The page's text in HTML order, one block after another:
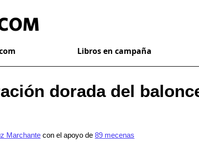
Libros en campaña
dorada del
Marchante con el apoyo de 89 mecenas